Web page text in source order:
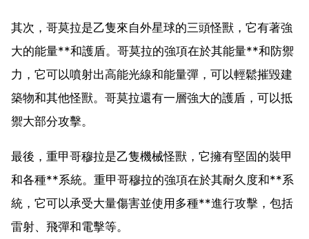
其次，哥莫拉是乙隻來自外星球的三頭怪獸，它有著強
大的能量**和護盾。哥莫拉的強項在於其能量**和防禦
力，它可以噴射出高能光線和能量彈，可以輕鬆摧毀建
築物和其他怪獸。哥莫拉還有一層強大的護盾，可以抵
禦大部分攻擊。
最後，重甲哥穆拉是乙隻機械怪獸，它擁有堅固的裝甲
和各種**系統。重甲哥穆拉的強項在於其耐久度和**系
統，它可以承受大量傷害並使用多種**進行攻擊，包括
雷射、飛彈和電擊等。